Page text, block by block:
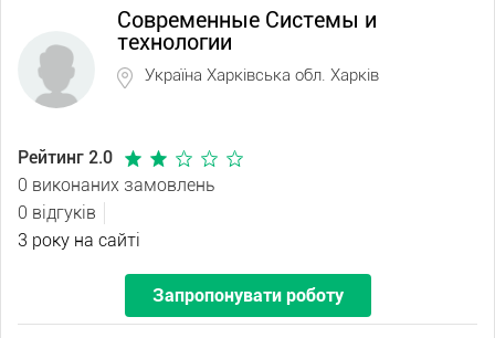
Современные Системы и
технологии
Україна Харківська обл. Харків
Рейтинг 2.0
0 виконаних замовлень
0 відгуків
3 року на сайті
Запропонувати роботу